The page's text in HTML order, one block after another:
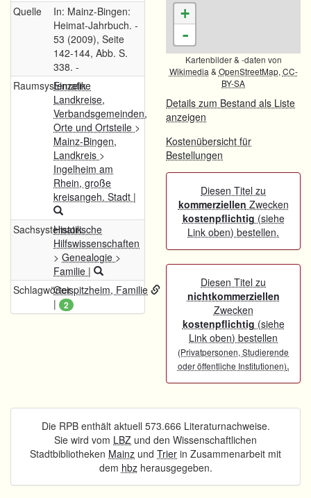
Quelle
In: Mainz-Bingen:
Heimat-Jahrbuch. -
53 (2009), Seite
142-144, Abb. S.
338. -
Raumsystematik
Einzelne
Landkreise,
Verbandsgemeinden,
Orte und Ortsteile >
Mainz-Bingen,
Landkreis >
Ingelheim am
Rhein, große
kreisangeh. Stadt |
Sachsystematik
Historische
Hilfswissenschaften
> Genealogie >
Familie |
SchlagwörterGeispitzheim, Familie
|
2
+
-
Kartenbilder & -daten von
Wikimedia & OpenStreetMap, CC-
BY-SA
Details zum Bestand als Liste
anzeigen
Kostenübersicht für
Bestellungen
Diesen Titel zu
kommerziellen Zwecken
kostenpflichtig (siehe
Link oben) bestellen.
Diesen Titel zu
nichtkommerziellen
Zwecken
kostenpflichtig (siehe
Link oben) bestellen
(Privatpersonen, Studierende
oder öffentliche Institutionen).
Die RPB enthält aktuell 573.666 Literaturnachweise.
Sie wird vom LBZ und den Wissenschaftlichen
Stadtbibliotheken Mainz und Trier in Zusammenarbeit mit
dem hbzherausgegeben.